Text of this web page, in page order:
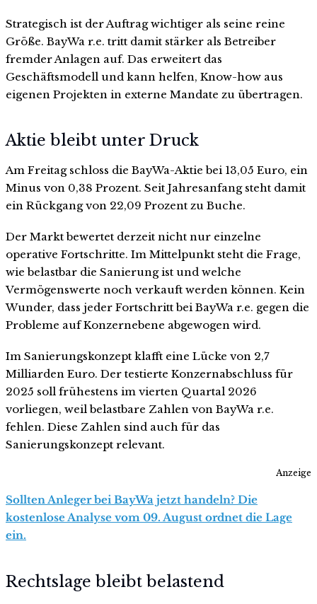
Strategisch ist der Auftrag wichtiger als seine reine
Größe. BayWa r.e. tritt damit stärker als Betreiber
fremder Anlagen auf. Das erweitert das
Geschäftsmodell und kann helfen, Know-how aus
eigenen Projekten in externe Mandate zu übertragen.
Aktie bleibt unter Druck
Am Freitag schloss die BayWa-Aktie bei 13,05 Euro, ein
Minus von 0,38 Prozent. Seit Jahresanfang steht damit
ein Rückgang von 22,09 Prozent zu Buche.
Der Markt bewertet derzeit nicht nur einzelne
operative Fortschritte. Im Mittelpunkt steht die Frage,
wie belastbar die Sanierung ist und welche
Vermögenswerte noch verkauft werden können. Kein
Wunder, dass jeder Fortschritt bei BayWa r.e. gegen die
Probleme auf Konzernebene abgewogen wird.
Im Sanierungskonzept klafft eine Lücke von 2,7
Milliarden Euro. Der testierte Konzernabschluss für
2025 soll frühestens im vierten Quartal 2026
vorliegen, weil belastbare Zahlen von BayWa r.e.
fehlen. Diese Zahlen sind auch für das
Sanierungskonzept relevant.
Anzeige
Sollten Anleger bei BayWa jetzt handeln? Die
kostenlose Analyse vom 09. August ordnet die Lage
ein.
Rechtslage bleibt belastend